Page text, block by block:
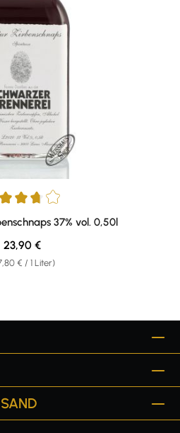
von 3.83 von 5 Sternen
37% vol. 0,50l
€ / 1 Liter)
Regulärer Preis:
23,90 €